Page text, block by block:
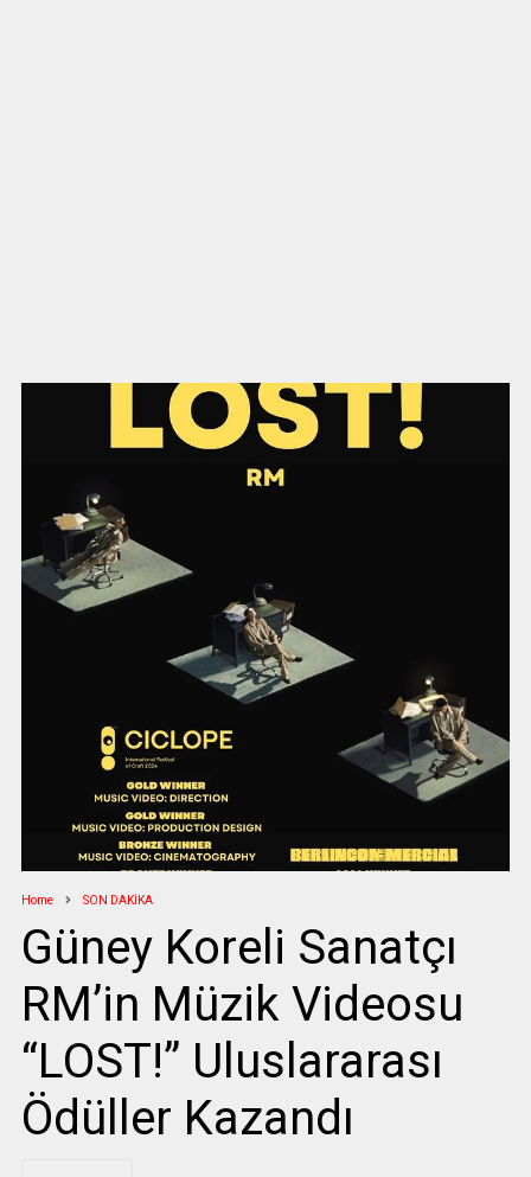
Home SON DAKİKA
Güney Koreli Sanatçı
RM’in Müzik Videosu
“LOST!” Uluslararası
Ödüller Kazandı